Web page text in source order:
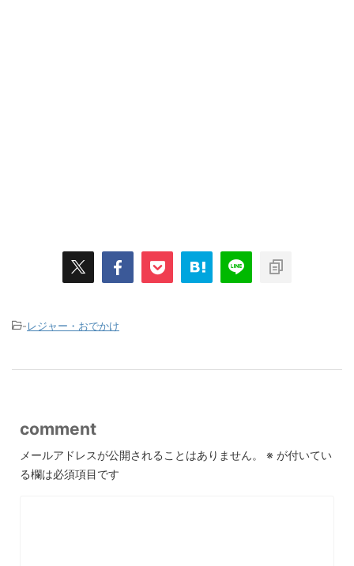
-レジャー・おでかけ
comment
メールアドレスが公開されることはありません。 ※ が付いてい
る欄は必須項目です